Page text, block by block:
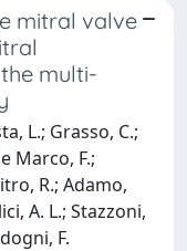
mitral valve
multi-
L.; Grasso, C.;
Marco, F.;
R.; Adamo,
A. L.; Stazzoni,
F.